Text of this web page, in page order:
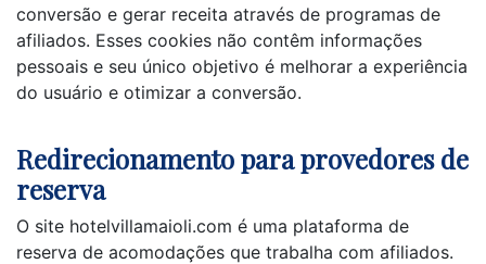
conversão e gerar receita através de programas de
afiliados. Esses cookies não contêm informações
pessoais e seu único objetivo é melhorar a experiência
do usuário e otimizar a conversão.
Redirecionamento para provedores de
reserva
O site hotelvillamaioli.com é uma plataforma de
reserva de acomodações que trabalha com afiliados.